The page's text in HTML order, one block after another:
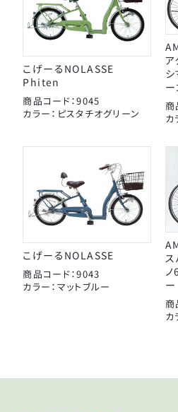
こげーるNOLASSE
Phiten
商品コード：9045
カラー：ピスタチオグリーン
ア
ー
商
カ
こげーるNOLASSE
商品コード：9043
カラー：マットブルー
ス
ー
商
カ